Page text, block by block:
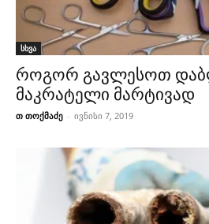
სხვა
როგორ გავლესოთ
მაკრატელი მარტივად
თ თოქმაძე - ივნისი 7, 2019